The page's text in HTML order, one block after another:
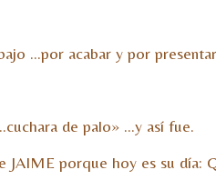
…por acabar y por
de palo» …y así fue.
porque hoy es su día: